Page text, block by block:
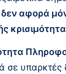
δεν αφορά
σε υπαρκτές